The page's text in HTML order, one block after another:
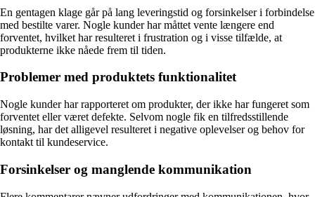
En gentagen klage går på lang leveringstid og forsinkelser i forbindelse
med bestilte varer. Nogle kunder har måttet vente længere end
forventet, hvilket har resulteret i frustration og i visse tilfælde, at
produkterne ikke nåede frem til tiden.
Problemer med produktets funktionalitet
Nogle kunder har rapporteret om produkter, der ikke har fungeret som
forventet eller været defekte. Selvom nogle fik en tilfredsstillende
løsning, har det alligevel resulteret i negative oplevelser og behov for
kontakt til kundeservice.
Forsinkelser og manglende kommunikation